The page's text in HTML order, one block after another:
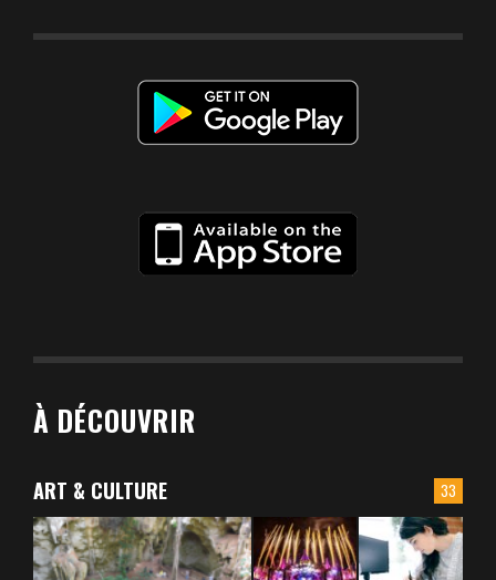
À DÉCOUVRIR
33
ART & CULTURE